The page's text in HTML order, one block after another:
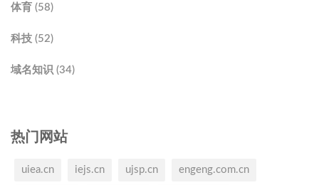
体育 (58)
科技 (52)
域名知识 (34)
热门网站
uiea.cn iejs.cn ujsp.cn engeng.com.cn